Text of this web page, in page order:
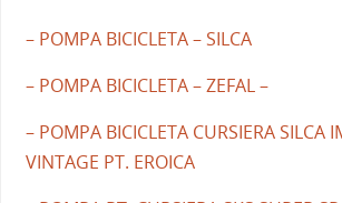
– POMPA BICICLETA – SILCA
– POMPA BICICLETA – ZEFAL –
– POMPA BICICLETA CURSIERA SILCA
VINTAGE PT. EROICA